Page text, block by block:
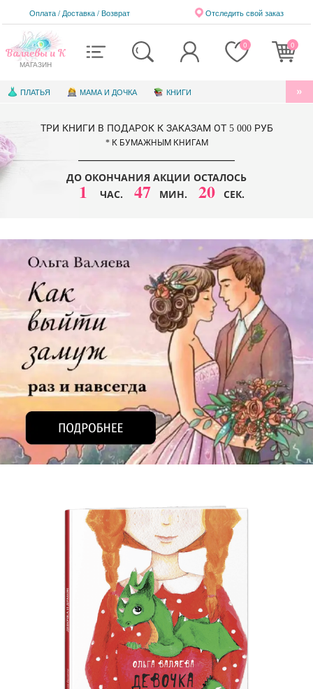
Валяевы и К
МАГАЗИН
Оплата / Доставка/Возврат Отследить свой заказ
0 0
ПЛАТЬЯ МАМА И ДОЧКА КНИГИ
ЭЛЕКТРОННЫЕ КНИГИ
СЕРТИФИКАТЫ
ТРИ КНИГИ В ПОДАРОК К ЗАКАЗАМ ОТ 5 000 РУБ
* К БУМАЖНЫМ КНИГАМ
ДО ОКОНЧАНИЯ АКЦИИ ОСТАЛОСЬ
1 ЧАС. 47 МИН. 20 СЕК.